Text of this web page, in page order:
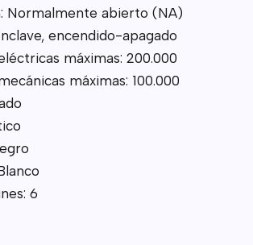
Normalmente abierto (NA)
encendido-apagado
máximas: 200.000
máximas: 100.000
6